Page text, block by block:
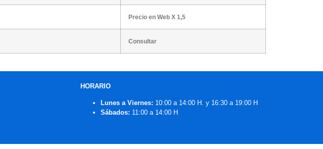
Precio en Web X 1,5
Consultar
HORARIO
Lunes a Viernes: 10:00 a 14:00 H. y 16:30 a 19:00 H
Sábados: 11:00 a 14:00 H